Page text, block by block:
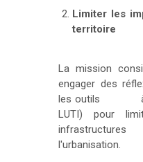
Limiter les
territoire
La mission
engager des
les outils à
LUTI) pour
l'urbanisation.